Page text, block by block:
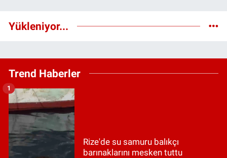
Yükleniyor...
Trend Haberler
Rize'de su samuru balıkçı
barınaklarını mesken tuttu
1